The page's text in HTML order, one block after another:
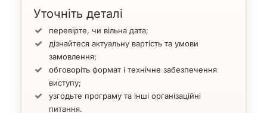
Уточніть деталі
перевірте, чи вільна дата;
дізнайтеся актуальну вартість та умови
замовлення;
обговоріть формат і технічне забезпечення
виступу;
узгодьте програму та інші організаційні
питання.